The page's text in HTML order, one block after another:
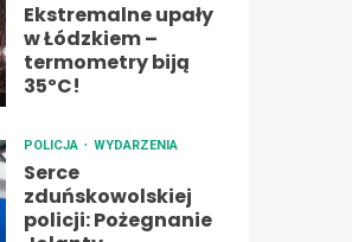
Ekstremalne upały
w Łódzkiem –
termometry biją
35ºC!
POLICJA WYDARZENIA
Serce
zduńskowolskiej
policji: Pożegnanie